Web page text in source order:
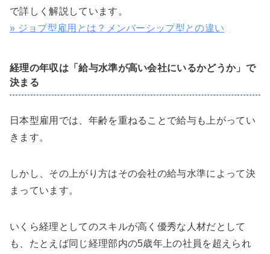
で詳しく解説しています。
» ジョブ型雇用とは？メンバーシップ型との違い
経理の年収は「給与水準が高い会社にいるかどうか」で
決まる
日本型雇用では、年齢を重ねることで給与も上がってい
きます。
しかし、その上がり方はその会社の給与水準によって決
まっています。
いくら経理としてのスキルが高く優秀な人材だとして
も、たとえば同じ経理部内の5歳年上の社員を超えられ